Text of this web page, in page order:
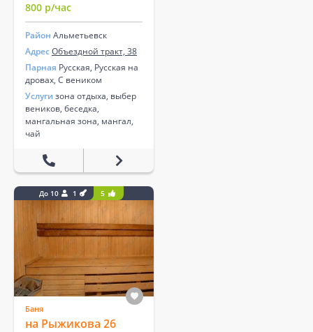
800 р/час
Район Альметьевск
АдресОбъездной тракт, 38
Парная Русская, Русская на
дровах, С веником
Услуги зона отдыха, выбер
веников, беседка,
мангальная зона, мангал,
чай
До 10 1 5
Баня
на Рыжикова 26